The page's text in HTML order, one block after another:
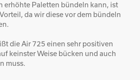
erhöhte Paletten bündeln kann, ist
da wir diese vor dem bündeln
die Air 725 einen sehr positiven
keinster Weise bücken und auch
muss.